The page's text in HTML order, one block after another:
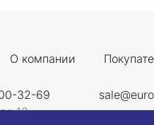
О компании
32-69
18